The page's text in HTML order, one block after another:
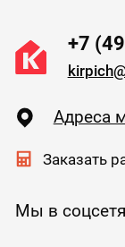
+7
Адреса
Заказать
Мы в